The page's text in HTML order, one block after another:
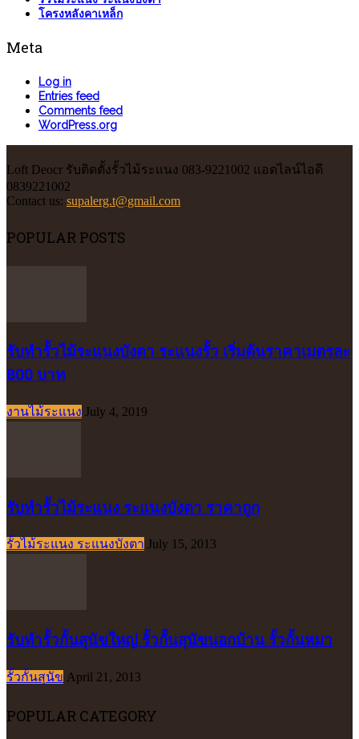
โครงหลังคาเหล็ก
Meta
Log in
Entries feed
Comments feed
WordPress.org
Loft Deocr รับติดตั้งรั้วไม้ระแนง 083-9221002 แอดไลน์ไอดี
0839221002
Contact us: supalerg.t@gmail.com
POPULAR POSTS
รับทำรั้วไม้ระแนงบังตา ระแนงรั้ว เริ่มต้นราคาเมตรละ
800 บาท
งานไม้ระแนง July 4, 2019
รับทำรั้วไม้ระแนง ระแนงบังตา ราคาถูก
รั้วไม้ระแนง ระแนงบังตา July 15, 2013
รับทำรั้วกั้นสุนัขใหญ่ รั้วกั้นสุนัขนอกบ้าน รั้วกั้นหมา
รั้วกั้นสุนัข April 21, 2013
POPULAR CATEGORY